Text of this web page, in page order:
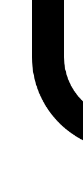
Fundación Al
cultural del
proyectos,